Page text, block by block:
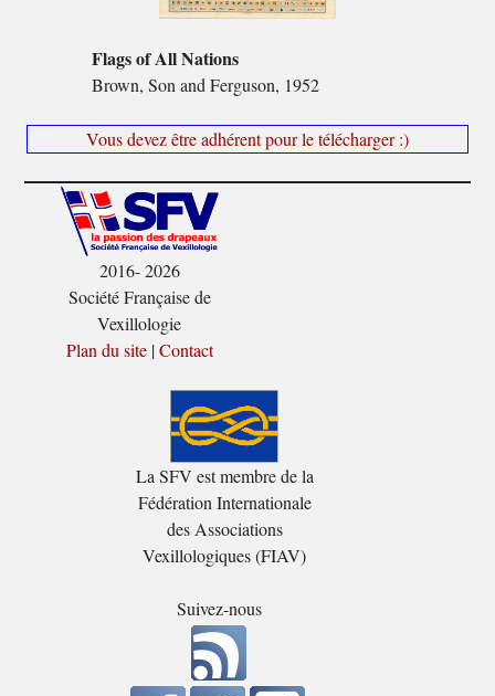
Flags of All Nations
Brown, Son and Ferguson, 1952
Vous devez être adhérent pour le télécharger :)
2016- 2026
Société Française de
Vexillologie
Plan du site|Contact
La SFV est membre de la
Fédération Internationale
des Associations
Vexillologiques (FIAV)
Suivez-nous